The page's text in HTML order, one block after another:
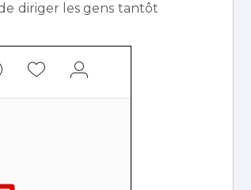
diriger les gens tantôt